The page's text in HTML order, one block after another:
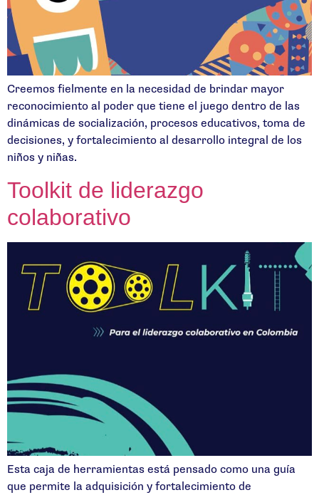
Creemos fielmente en la necesidad de brindar mayor
reconocimiento al poder que tiene el juego dentro de las
dinámicas de socialización, procesos educativos, toma de
decisiones, y fortalecimiento al desarrollo integral de los
niños y niñas.
Toolkit de liderazgo
colaborativo
Esta caja de herramientas está pensado como una guía
que permite la adquisición y fortalecimiento de